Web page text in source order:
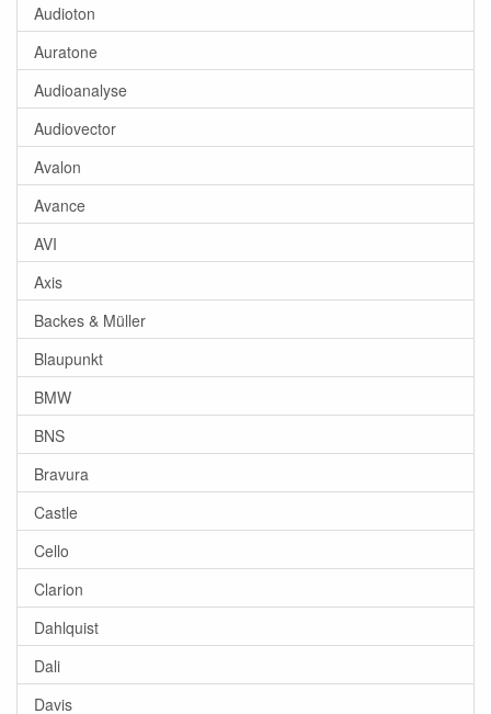
Audioton
Auratone
Audioanalyse
Audiovector
Avalon
Avance
AVI
Axis
Backes & Müller
Blaupunkt
BMW
BNS
Bravura
Castle
Cello
Clarion
Dahlquist
Dali
Davis